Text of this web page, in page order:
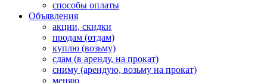
способы оплаты
Объявления
акции, скидки
продам (отдам)
куплю (возьму)
сдам (в аренду, на прокат)
сниму (арендую, возьму на прокат)
меняю